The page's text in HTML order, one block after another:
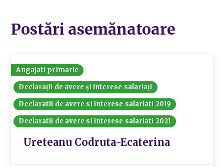
Postări asemănatoare
Angajati primarie
Declarații de avere și interese salariați
Declaratii de avere si interese salariati 2019
Declaratii de avere si interese salariati 2021
Ureteanu Codruta-Ecaterina